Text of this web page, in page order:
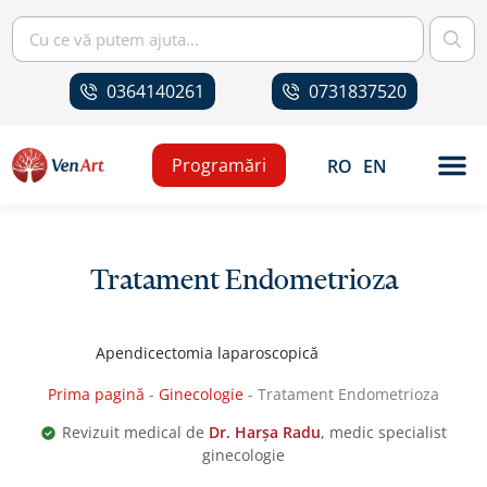
0364140261 0731837520
RO EN
Programări
Tratament Endometrioza
Apendicectomia laparoscopică
Prima pagină - Ginecologie - Tratament Endometrioza
Revizuit medical de Dr. Harșa Radu, medic specialist
ginecologie